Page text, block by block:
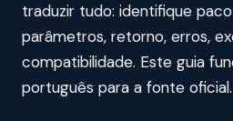
traduzir tudo: identifique
parâmetros, retorno, erros,
compatibilidade. Este guia
português para a fonte oficial.